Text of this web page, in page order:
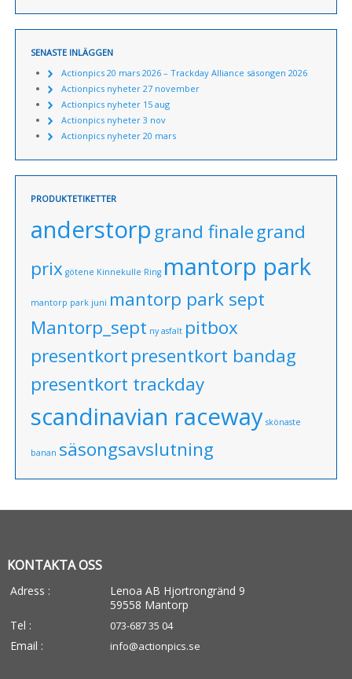
SENASTE INLÄGGEN
Actionpics 20 mars 2026 – Trackday Alliance säsongen 2026
Actionpics nyheter 27 november
Actionpics nyheter 15 aug
Actionpics nyheter 3 nov
Actionpics nyheter 20 mars
PRODUKTETIKETTER
anderstorpgrand finalegrand
prix götene Kinnekulle Ring mantorp park
mantorp park juni mantorp park sept
Mantorp_sept ny asfalt pitbox
presentkortpresentkort bandag
presentkort trackday
scandinavian raceway skönaste
banan säsongsavslutning
KONTAKTA OSS
Adress :
Lenoa AB Hjortrongränd 9
59558 Mantorp
Tel :
073-687 35 04
Email : info@actionpics.se